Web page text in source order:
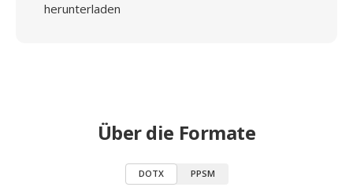
herunterladen
Über die Formate
DOTX PPSM